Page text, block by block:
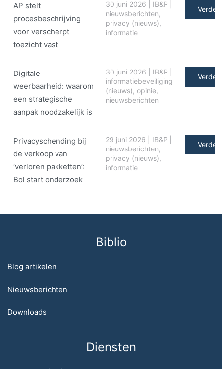
AP stelt
procesbeschrijving
voor verscherpt
toezicht vast
30 juni 2026 IB&P
nieuwsberichten,
privacy (nieuws),
informatie
Verder
Digitale
weerbaarheid: waarom
een strategische
aanpak noodzakelijk is
30 juni 2026 IB&P
informatiebeveiliging
(nieuws), opinie,
nieuwsberichten
Verder
Privacyschending bij
de verkoop van
‘verloren pakketten’:
Bol start onderzoek
29 juni 2026 IB&P
nieuwsberichten,
privacy (nieuws),
informatie
Verder
Biblio
Blog artikelen
Nieuwsberichten
Downloads
Diensten